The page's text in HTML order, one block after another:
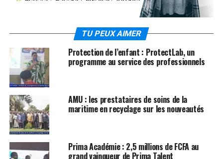
TU PEUX AIMER
Protection de l’enfant : ProtectLab, un
programme au service des professionnels
AMU : les prestataires de soins de la
maritime en recyclage sur les nouveautés
Prima Académie : 2,5 millions de FCFA au
grand vainqueur de Prima Talent